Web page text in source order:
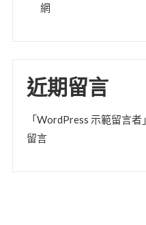
網
近期留言
「WordPress 示範留言者
留言